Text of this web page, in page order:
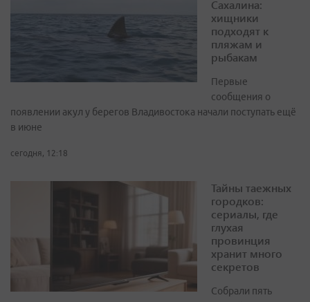
Сахалина:
хищники
подходят к
пляжам и
рыбакам
Первые
сообщения о
появлении акул у берегов Владивостока начали поступать ещё
в июне
сегодня, 12:18
Тайны таежных
городков:
сериалы, где
глухая
провинция
хранит много
секретов
Собрали пять